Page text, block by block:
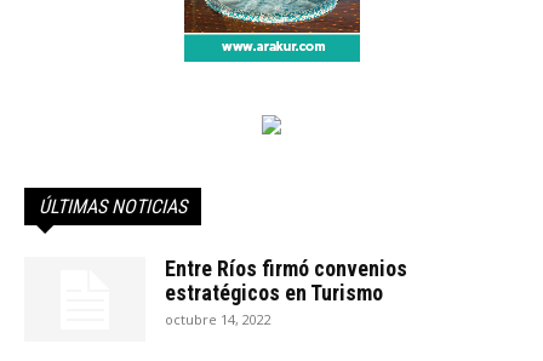
ÚLTIMAS NOTICIAS
Entre Ríos firmó convenios
estratégicos en Turismo
octubre 14, 2022